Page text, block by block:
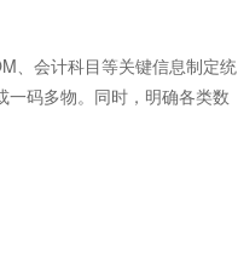
、会计科目等关键信息制定统
一码多物。同时，明确各类数